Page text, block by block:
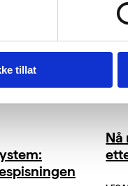
tillat